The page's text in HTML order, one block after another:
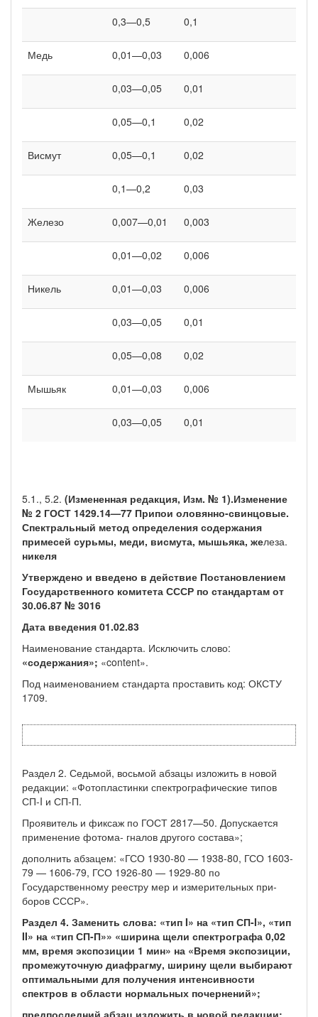
0,3—0,5 0,1
Медь 0,01—0,03 0,006
0,03—0,05 0,01
0,05—0,1 0,02
Висмут 0,05—0,1 0,02
0,1—0,2 0,03
Железо 0,007—0,01 0,003
0,01—0,02 0,006
Никель 0,01—0,03 0,006
0,03—0,05 0,01
0,05—0,08 0,02
Мышьяк 0,01—0,03 0,006
0,03—0,05 0,01
5.1., 5.2. (Измененная редакция, Изм. № 1).Изменение
№ 2 ГОСТ 1429.14—77 Припои оловянно-свинцовые.
Спектральный метод определения содержания
примесей сурьмы, меди, висмута, мышьяка, же­леза.
никеля
Утверждено и введено в действие Постановлением
Государственного комитета СССР по стандартам от
30.06.87 № 3016
Дата введения 01.02.83
Наименование стандарта. Исключить слово:
«содержания»; «content».
Под наименованием стандарта проставить код: ОКСТУ
1709.
Раздел 2. Седьмой, восьмой абзацы изложить в новой
редакции: «Фотоплас­тинки спектрографические типов
СП-I и СП-П.
Проявитель и фиксаж по ГОСТ 2817—50. Допускается
применение фотома- гналов другого состава»;
дополнить абзацем: «ГСО 1930-80 — 1938-80, ГСО 1603-
79 — 1606-79, ГСО 1926-80 — 1929-80 по
Государственному реестру мер и измерительных при­
боров СССР».
Раздел 4. Заменить слова: «тип I» на «тип СП-I», «тип
II» на «тип СП-П»» «ширина щели спектрографа 0,02
мм, время экспозиции 1 мин» на «Время экс­позиции,
промежуточную диафрагму, ширину щели выбирают
оптимальными для получения интенсивности
спектров в области нормальных почернений»;
предпоследний абзац изложить в новой редакции: